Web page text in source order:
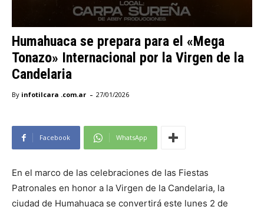
Humahuaca se prepara para el «Mega
Tonazo» Internacional por la Virgen de la
Candelaria
By infotilcara .com.ar - 27/01/2026
Facebook WhatsApp
En el marco de las celebraciones de las Fiestas
Patronales en honor a la Virgen de la Candelaria, la
ciudad de Humahuaca se convertirá este lunes 2 de